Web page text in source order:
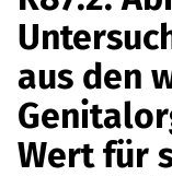
aus den
Wert für